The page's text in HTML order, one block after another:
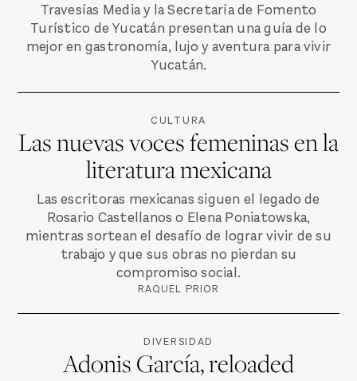
Travesías Media y la Secretaría de Fomento
Turístico de Yucatán presentan una guía de lo
mejor en gastronomía, lujo y aventura para vivir
Yucatán.
CULTURA
Las nuevas voces femeninas en la
literatura mexicana
Las escritoras mexicanas siguen el legado de
Rosario Castellanos o Elena Poniatowska,
mientras sortean el desafío de lograr vivir de su
trabajo y que sus obras no pierdan su
compromiso social.
RAQUEL PRIOR
DIVERSIDAD
Adonis García, reloaded